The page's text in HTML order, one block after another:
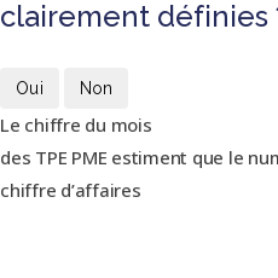
clairement définies
Oui Non
Le chiffre du mois
des TPE PME estiment que le
chiffre d’affaires